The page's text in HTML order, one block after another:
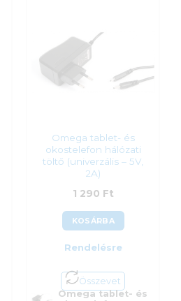
Original
2
990
990 Ft.
Omega tablet- és
okostelefon hálózati
töltő (univerzális – 5V,
2A)
1 290 Ft
KOSÁRBA
Rendelésre
Összevet
Omega tablet- és